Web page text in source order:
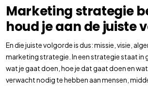
Marketing strategie
houd je aan de juiste
En die juiste volgorde is dus: missie, visie,
marketing strategie. In een strategie staat in
wat je gaat doen, hoe je dat gaat doen en
verwacht nodig te hebben aan mensen,